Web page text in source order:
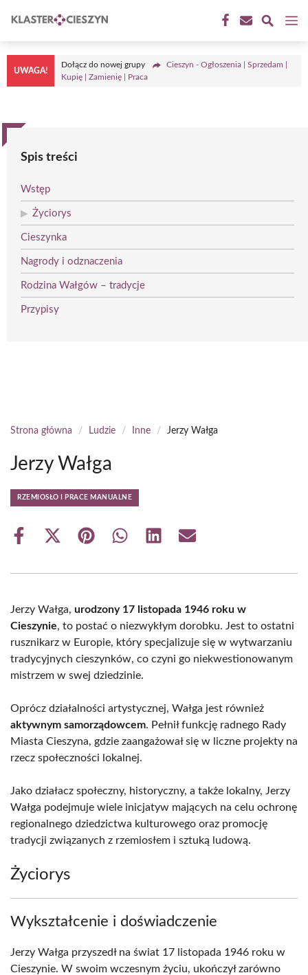
do
treści
UWAGA!
Dołącz do nowej grupy
Cieszyn - Ogłoszenia | Sprzedam |
Kupię | Zamienię | Praca
Spis treści
Wstęp
Życiorys
Cieszynka
Nagrody i odznaczenia
Rodzina Wałgów – tradycje
Przypisy
Strona główna / Ludzie / Inne / Jerzy Wałga
Jerzy Wałga
RZEMIOSŁO I PRACE MANUALNE
Share
Share
(Twitter)
Share Share Share Share
Jerzy Wałga, urodzony 17 listopada 1946 roku w
Cieszynie, to postać o niezwykłym dorobku. Jest to ostatni
rusznikarz w Europie, który specjalizuje się w wytwarzaniu
tradycyjnych cieszynków, co czyni go niekwestionowanym
mistrzem w swej dziedzinie.
Oprócz działalności artystycznej, Wałga jest również
aktywnym samorządowcem. Pełnił funkcję radnego Rady
Miasta Cieszyna, gdzie zaangażował się w liczne projekty na
rzecz społeczności lokalnej.
Jako działacz społeczny, historyczny, a także lokalny, Jerzy
Wałga podejmuje wiele inicjatyw mających na celu ochronę
regionalnego dziedzictwa kulturowego oraz promocję
tradycji związanych z rzemiosłem i sztuką ludową.
Życiorys
Wykształcenie i doświadczenie
Jerzy Wałga przyszedł na świat 17 listopada 1946 roku w
Cieszynie. W swoim wczesnym życiu, ukończył zarówno